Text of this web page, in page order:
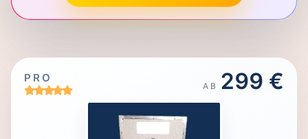
PRO
AB 299 €